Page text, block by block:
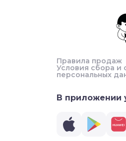
Правила продаж
Условия сбора и
персональных
В приложении